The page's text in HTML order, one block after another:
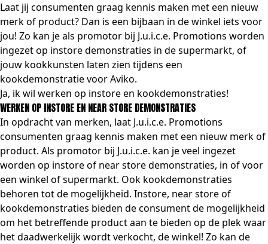
Laat jij consumenten graag kennis maken met een nieuw
merk of product? Dan is een bijbaan in de winkel iets voor
jou! Zo kan je als promotor bij J.u.i.c.e. Promotions worden
ingezet op instore demonstraties in de supermarkt, of
jouw kookkunsten laten zien tijdens een
kookdemonstratie voor Aviko.
Ja, ik wil werken op instore en kookdemonstraties!
WERKEN OP INSTORE EN NEAR STORE DEMONSTRATIES
In opdracht van merken, laat J.u.i.c.e. Promotions
consumenten graag kennis maken met een nieuw merk of
product. Als promotor bij J.u.i.c.e. kan je veel ingezet
worden op instore of near store demonstraties, in of voor
een winkel of supermarkt. Ook kookdemonstraties
behoren tot de mogelijkheid. Instore, near store of
kookdemonstraties bieden de consument de mogelijkheid
om het betreffende product aan te bieden op de plek waar
het daadwerkelijk wordt verkocht, de winkel! Zo kan de